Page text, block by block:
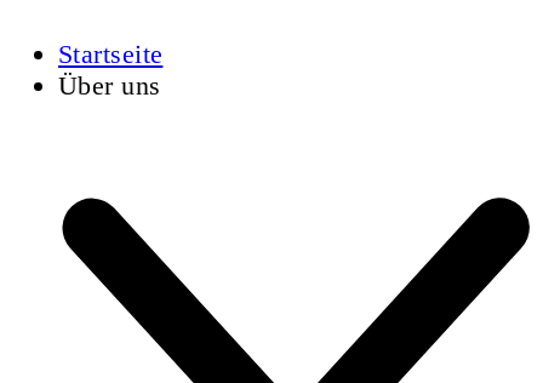
Startseite
Über uns